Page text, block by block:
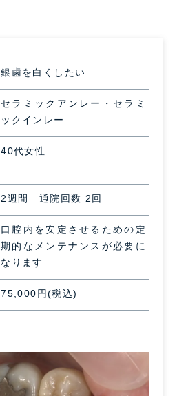
銀歯を白くしたい
セラミックアンレー・セラミ
ックインレー
40代女性
2週間 通院回数 2回
口腔内を安定させるための定
期的なメンテナンスが必要に
なります
75,000円(税込)